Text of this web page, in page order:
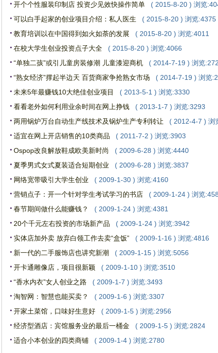
开个个性服装印制店 投资少见效快操作简单
( 2015-8-20 ) 浏览
可以白手起家的创业项目介绍：私人医生
( 2015-8-20 ) 浏览:4375
教育培训以在中国得到如火如荼的发展
( 2015-8-20 ) 浏览:4011
在校大学生创业投资点子大全
( 2015-8-20 ) 浏览:4066
“单独二孩”或引儿童房装修潮 儿童漆迎商机
( 2014-7-19 ) 浏览
“熟女经济”撑起半边天 百货商家争抢熟女市场
( 2014-7-19 ) 浏览
未来5年最赚钱10大绝佳创业项目
( 2013-5-1 ) 浏览:3330
看看老外如何利用业余时间在网上挣钱
( 2013-1-7 ) 浏览:3293
两用锅炉万台自动生产线技术及锅炉生产专利转让
( 2012-4-7 ) 浏
适宜在网上开店销售的10类商品
( 2011-7-2 ) 浏览:3903
Ospop改良解放鞋成欧美新时尚
( 2009-6-28 ) 浏览:4440
夏季男式女式夏装适合短期创业
( 2009-6-28 ) 浏览:3837
网络宽带吸引大学生创业
( 2009-1-30 ) 浏览:4160
营销点子：开一个针对学生考试学习的书店
( 2009-1-24 ) 浏览
春节期间做什么能赚钱？
( 2009-1-24 ) 浏览:4381
20个千元左右投资的市场新产品
( 2009-1-24 ) 浏览:3942
实体店加外卖 放弃白领工作去卖“盒饭”
( 2009-1-16 ) 浏览:4816
新一代的二手服饰店也讲究新潮
( 2009-1-15 ) 浏览:5056
开卡通雕像店，项目很新颖
( 2009-1-10 ) 浏览:3510
“香水内衣”女人创业之路
( 2009-1-7 ) 浏览:3493
淘智网：智慧也能买卖？
( 2009-1-6 ) 浏览:3307
开家土菜馆，口味好生意好
( 2009-1-5 ) 浏览:2956
经济型酒店：宾馆服务业的最后一桶金
( 2009-1-5 ) 浏览:2824
适合小本创业的四类商铺
( 2009-1-4 ) 浏览:2780